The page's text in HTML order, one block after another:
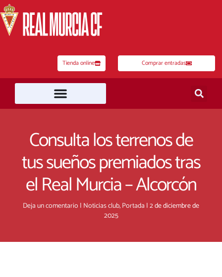
al
contenido
Tienda online Comprar entradas
Consulta los terrenos de
tus sueños premiados tras
el Real Murcia – Alcorcón
Deja un comentario | Noticias club,Portada |2 de diciembre de
2025